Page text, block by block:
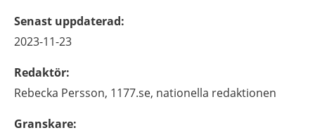
Senast uppdaterad:
2023-11-23
Redaktör:
Rebecka Persson, 1177.se, nationella redaktionen
Granskare: